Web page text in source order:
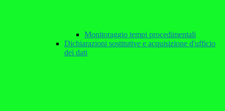
Monitoraggio tempi procedimentali
Dichiarazioni sostitutive e acquisizione d'ufficio
dei dati